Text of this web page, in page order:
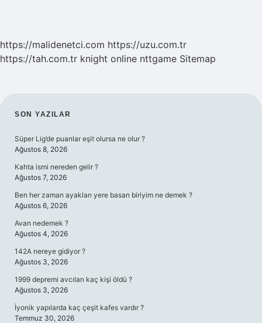
https://malidenetci.com https://uzu.com.tr
https://tah.com.tr knight online nttgame Sitemap
SIDEBAR
SON YAZILAR
Süper Lig’de puanlar eşit olursa ne olur ?
Ağustos 8, 2026
Kahta ismi nereden gelir ?
Ağustos 7, 2026
Ben her zaman ayakları yere basan biriyim ne demek ?
Ağustos 6, 2026
Avan nedemek ?
Ağustos 4, 2026
142A nereye gidiyor ?
Ağustos 3, 2026
1999 depremi avcıları kaç kişi öldü ?
Ağustos 3, 2026
İyonik yapılarda kaç çeşit kafes vardır ?
Temmuz 30, 2026